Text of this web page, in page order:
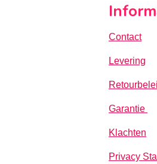
Contact
Levering
Garantie
Klachten
Privacy